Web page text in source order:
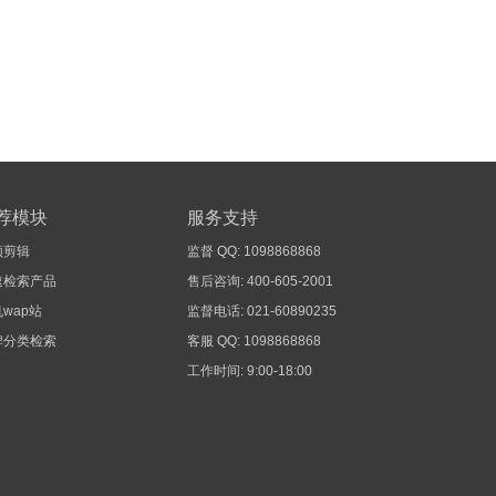
模块
剪辑
检索产品
wap站
分类检索
服务支持
监督 QQ: 1098868868
售后咨询: 400-605-2001
监督电话: 021-60890235
客服 QQ: 1098868868
工作时间: 9:00-18:00